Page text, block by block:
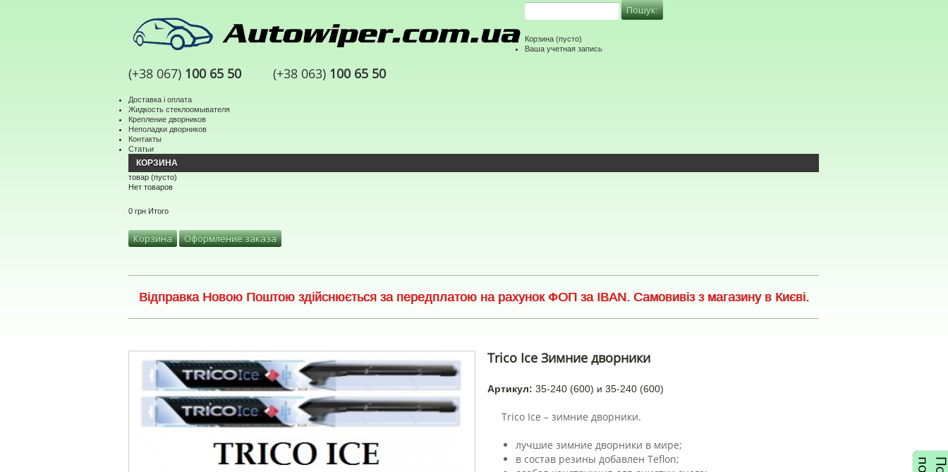
(+38 067) 100 65 50 (+38 063) 100 65 50
Корзина (пусто)
Ваша учетная запись
Доставка і оплата
Жидкость стеклоомывателя
Крепление дворников
Неполадки дворников
Контакты
Статьи
КОРЗИНА
товар (пусто)
Нет товаров
0 грн Итого
Корзина Оформление заказа
Відправка Новою Поштою здійснюється за передплатою на рахунок ФОП за IBAN. Самовивіз з магазину в Києві.
Trico Ice Зимние дворники
Артикул:35-240 (600) и 35-240 (600)
Trico Ice – зимние дворники.
лучшие зимние дворники в мире;
в состав резины добавлен Teflon;